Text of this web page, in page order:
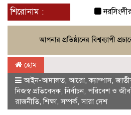
শিরোনাম :
নরসিংদীর
হোম
আইন-আদালত, আরো,ক্যাম্পাস,
নিজস্ব প্রতিবেদক,নির্বাচন, পরিবেশ ও
রাজনীতি,শিক্ষা,সম্পর্ক,সারা দেশ